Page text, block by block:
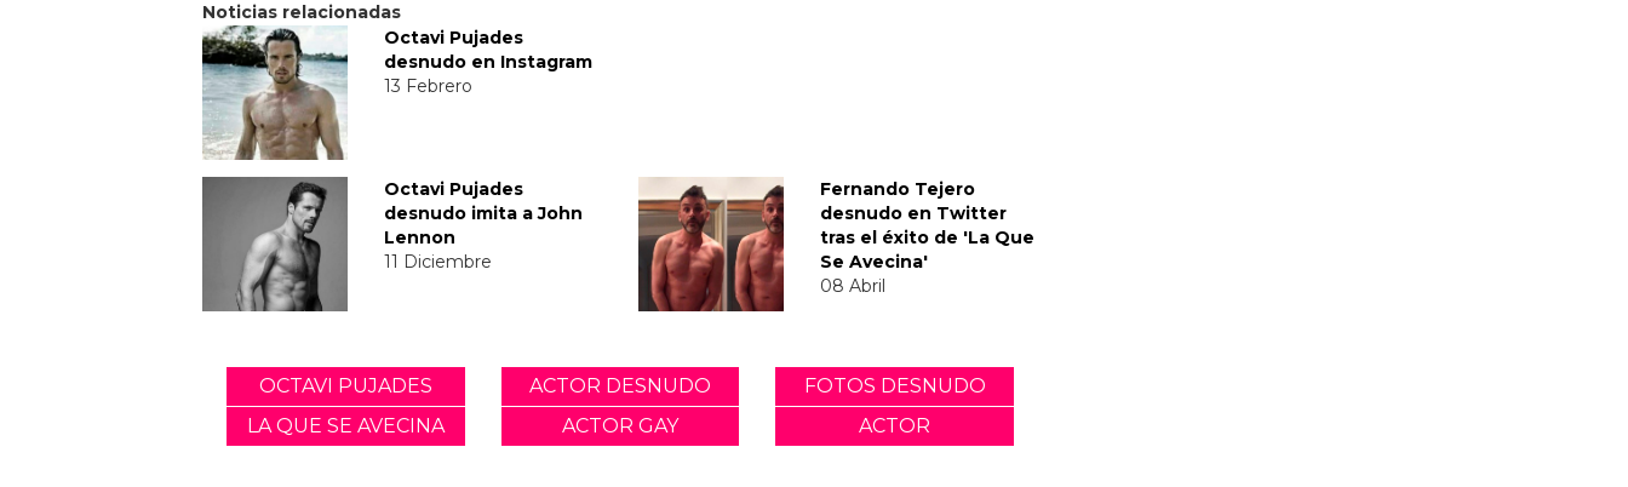
Noticias relacionadas
Octavi Pujades
desnudo en Instagram
13 Febrero
Octavi Pujades
desnudo imita a John
Lennon
11 Diciembre
Fernando Tejero
desnudo en Twitter
tras el éxito de 'La Que
Se Avecina'
08 Abril
OCTAVI PUJADES ACTOR DESNUDO
FOTOS DESNUDO
LA QUE SE AVECINA
ACTOR GAY ACTOR